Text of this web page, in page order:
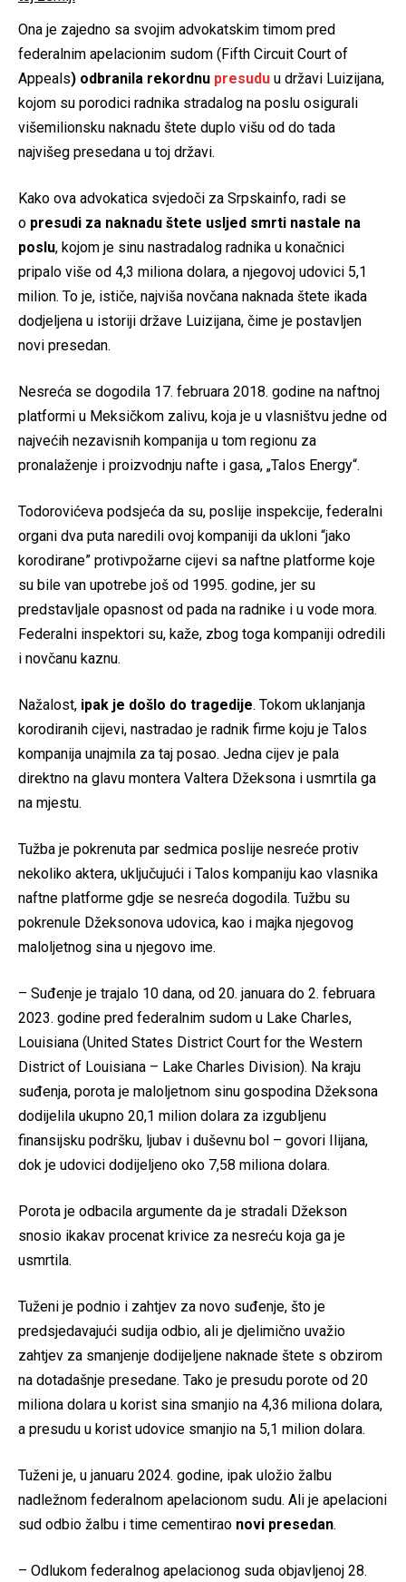
Ona je zajedno sa svojim advokatskim timom pred
federalnim apelacionim sudom (Fifth Circuit Court of
Appeals) odbranila rekordnu presudu u državi Luizijana,
kojom su porodici radnika stradalog na poslu osigurali
višemilionsku naknadu štete duplo višu od do tada
najvišeg presedana u toj državi.
Kako ova advokatica svjedoči za Srpskainfo, radi se
o presudi za naknadu štete usljed smrti nastale na
poslu, kojom je sinu nastradalog radnika u konačnici
pripalo više od 4,3 miliona dolara, a njegovoj udovici 5,1
milion. To je, ističe, najviša novčana naknada štete ikada
dodjeljena u istoriji države Luizijana, čime je postavljen
novi presedan.
Nesreća se dogodila 17. februara 2018. godine na naftnoj
platformi u Meksičkom zalivu, koja je u vlasništvu jedne od
najvećih nezavisnih kompanija u tom regionu za
pronalaženje i proizvodnju nafte i gasa, „Talos Energy“.
Todorovićeva podsjeća da su, poslije inspekcije, federalni
organi dva puta naredili ovoj kompaniji da ukloni “jako
korodirane” protivpožarne cijevi sa naftne platforme koje
su bile van upotrebe još od 1995. godine, jer su
predstavljale opasnost od pada na radnike i u vode mora.
Federalni inspektori su, kaže, zbog toga kompaniji odredili
i novčanu kaznu.
Nažalost, ipak je došlo do tragedije. Tokom uklanjanja
korodiranih cijevi, nastradao je radnik firme koju je Talos
kompanija unajmila za taj posao. Jedna cijev je pala
direktno na glavu montera Valtera Džeksona i usmrtila ga
na mjestu.
Tužba je pokrenuta par sedmica poslije nesreće protiv
nekoliko aktera, uključujući i Talos kompaniju kao vlasnika
naftne platforme gdje se nesreća dogodila. Tužbu su
pokrenule Džeksonova udovica, kao i majka njegovog
maloljetnog sina u njegovo ime.
– Suđenje je trajalo 10 dana, od 20. januara do 2. februara
2023. godine pred federalnim sudom u Lake Charles,
Louisiana (United States District Court for the Western
District of Louisiana – Lake Charles Division). Na kraju
suđenja, porota je maloljetnom sinu gospodina Džeksona
dodijelila ukupno 20,1 milion dolara za izgubljenu
finansijsku podršku, ljubav i duševnu bol – govori Ilijana,
dok je udovici dodijeljeno oko 7,58 miliona dolara.
Porota je odbacila argumente da je stradali Džekson
snosio ikakav procenat krivice za nesreću koja ga je
usmrtila.
Tuženi je podnio i zahtjev za novo suđenje, što je
predsjedavajući sudija odbio, ali je djelimično uvažio
zahtjev za smanjenje dodijeljene naknade štete s obzirom
na dotadašnje presedane. Tako je presudu porote od 20
miliona dolara u korist sina smanjio na 4,36 miliona dolara,
a presudu u korist udovice smanjio na 5,1 milion dolara.
Tuženi je, u januaru 2024. godine, ipak uložio žalbu
nadležnom federalnom apelacionom sudu. Ali je apelacioni
sud odbio žalbu i time cementirao novi presedan.
– Odlukom federalnog apelacionog suda objavljenoj 28.